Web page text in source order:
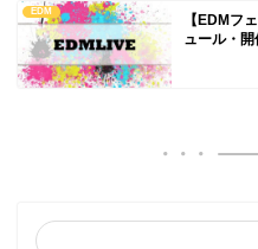
EDM
【EDMフ
ュール・